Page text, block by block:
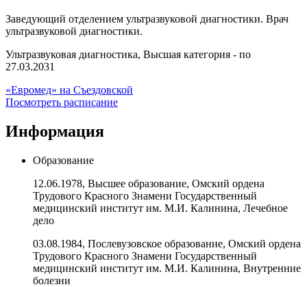
Заведующий отделением ультразвуковой диагностики. Врач
ультразвуковой диагностики.
Ультразвуковая диагностика, Высшая категория - по
27.03.2031
«Евромед» на Съездовской
Посмотреть расписание
Информация
Образование
12.06.1978, Высшее образование, Омский ордена
Трудового Красного Знамени Государственный
медицинский институт им. М.И. Калинина, Лечебное
дело
03.08.1984, Послевузовское образование, Омский ордена
Трудового Красного Знамени Государственный
медицинский институт им. М.И. Калинина, Внутренние
болезни